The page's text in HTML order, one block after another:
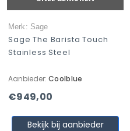
Merk: Sage
Sage The Barista Touch
Stainless Steel
Aanbieder: Coolblue
€949,00
Bekijk bij aanbieder